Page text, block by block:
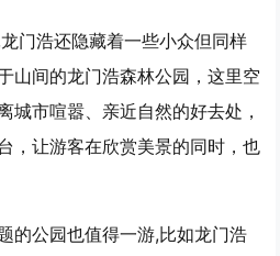
门浩还隐藏着一些小众但同样
山间的龙门浩森林公园，这里空
城市喧嚣、亲近自然的好去处，
，让游客在欣赏美景的同时，也
的公园也值得一游,比如龙门浩